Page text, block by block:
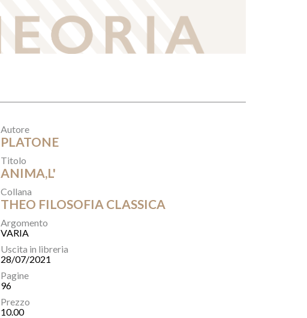
Autore
PLATONE
Titolo
ANIMA,L'
Collana
THEO FILOSOFIA CLASSICA
Argomento
VARIA
Uscita in libreria
28/07/2021
Pagine
96
Prezzo
10.00